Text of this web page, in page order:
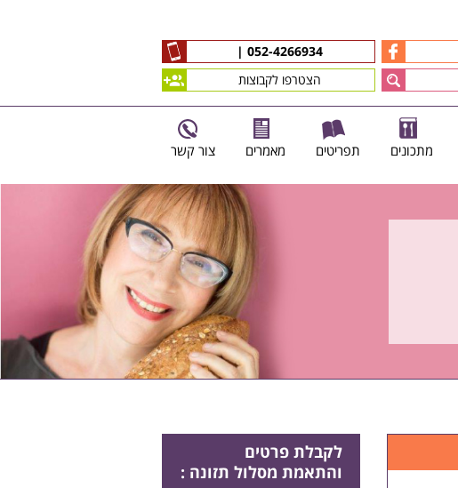
052-4266934
|
הצטרפו לקבוצות
מתכונים תפריטים מאמרים צור קשר
לקבלת פרטים
והתאמת מסלול תזונה :